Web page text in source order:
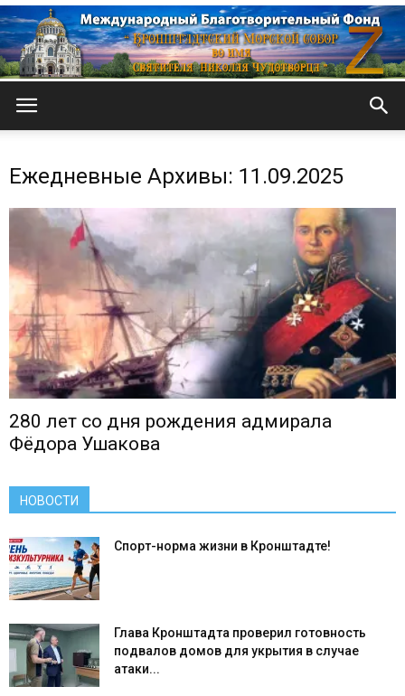
Ежедневные Архивы: 11.09.2025
280 лет со дня рождения адмирала
Фёдора Ушакова
НОВОСТИ
Спорт-норма жизни в Кронштадте!
Глава Кронштадта проверил готовность
подвалов домов для укрытия в случае
атаки...